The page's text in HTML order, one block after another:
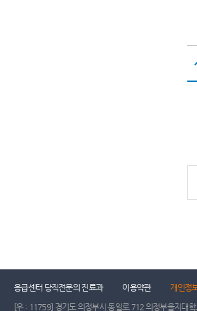
응급센터 당직전문의 진료과 이용약관 개인정
[우 : 11759] 경기도 의정부시 동일로 712 의정부을지대학